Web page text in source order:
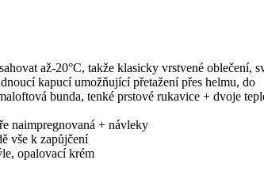
až-20°C, takže klasicky vrstvené oblečení,
kapucí umožňující přetažení přes helmu, do
bunda, tenké prstové rukavice + dvoje
naimpregnovaná + návleky
vše k zapůjčení
opalovací krém